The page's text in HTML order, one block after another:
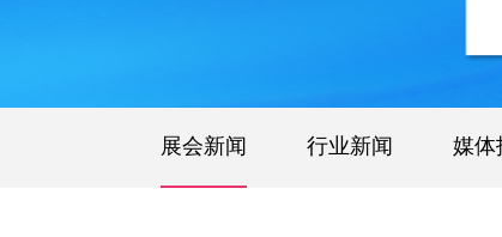
展会新闻 行业新闻 媒体